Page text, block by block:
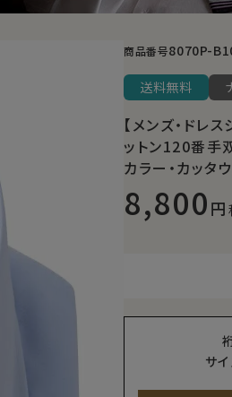
商品番号8070P-
送料無料
【メンズ・ドレ
ットン120番手
カラー・カッタ
8,800
サ